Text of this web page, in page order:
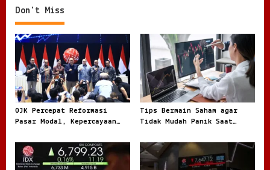
n
a
v
i
g
a
t
i
o
n
Don't Miss
OJK Percepat Reformasi
Pasar Modal, Kepercayaan
Tips Bermain Saham agar
Tidak Mudah Panik Saat